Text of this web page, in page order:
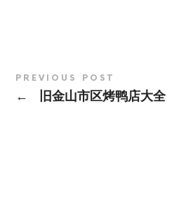
PREVIOUS POST
← 旧金山市区烤鸭店大全